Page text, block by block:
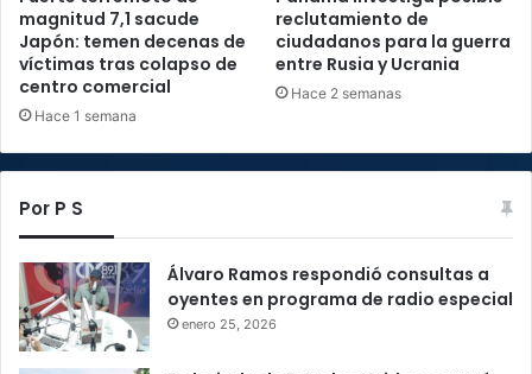
magnitud 7,1 sacude
Japón: temen decenas de
víctimas tras colapso de
centro comercial
Hace 1 semana
reclutamiento de
ciudadanos para la guerra
entre Rusia y Ucrania
Hace 2 semanas
Por P S
Álvaro Ramos respondió consultas a
oyentes en programa de radio especial
enero 25, 2026